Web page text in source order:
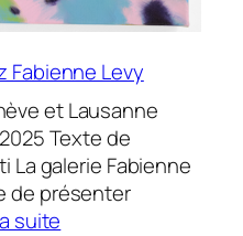
Fabienne Levy
et Lausanne
Texte de
La galerie Fabienne
de présenter
suite